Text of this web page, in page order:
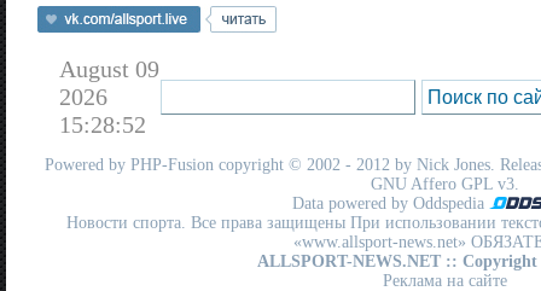
August 09
2026
15:28:52
Powered by PHP-Fusion copyright © 2002 - 2012 by Nick Jones.
GNU Affero GPL v3.
Data powered by Oddspedia
Новости спорта. Все права защищены При использовании
«www.allsport-news.net»
ALLSPORT-NEWS.NET :: Copyright
Реклама на сайте